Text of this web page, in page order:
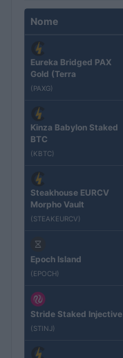
Nome
Eureka Bridged PAX
Gold (Terra
(PAXG)
Kinza Babylon Staked
BTC
(KBTC)
Steakhouse EURCV
Morpho Vault
(STEAKEURCV)
Epoch Island
(EPOCH)
Stride Staked Injective
(STINJ)